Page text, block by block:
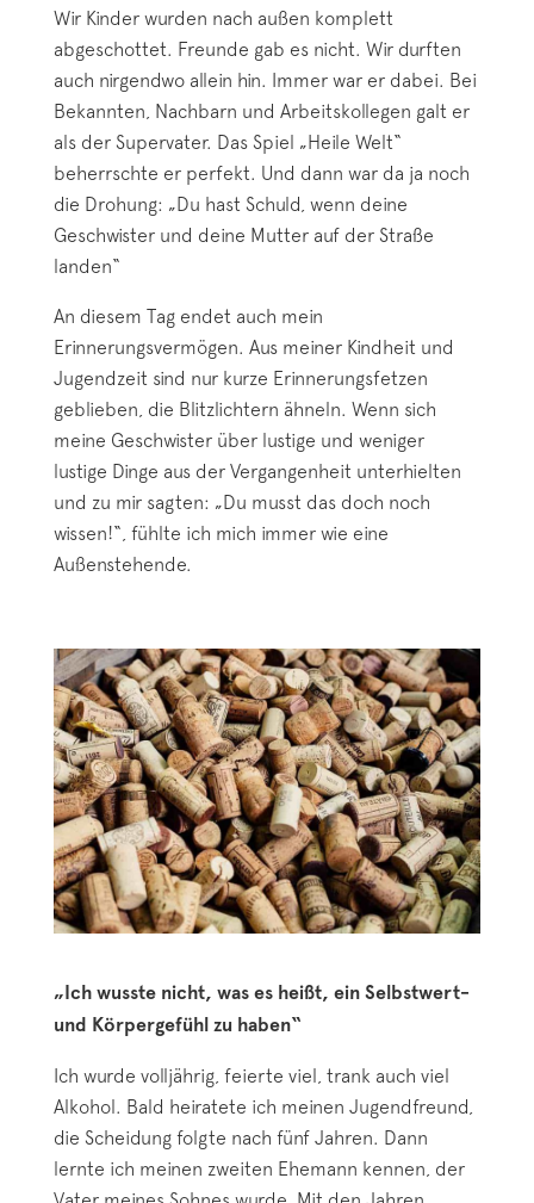
Wir Kinder wurden nach außen komplett
abgeschottet. Freunde gab es nicht. Wir durften
auch nirgendwo allein hin. Immer war er dabei. Bei
Bekannten, Nachbarn und Arbeitskollegen galt er
als der Supervater. Das Spiel „Heile Welt“
beherrschte er perfekt. Und dann war da ja noch
die Drohung: „Du hast Schuld, wenn deine
Geschwister und deine Mutter auf der Straße
landen“
An diesem Tag endet auch mein
Erinnerungsvermögen. Aus meiner Kindheit und
Jugendzeit sind nur kurze Erinnerungsfetzen
geblieben, die Blitzlichtern ähneln. Wenn sich
meine Geschwister über lustige und weniger
lustige Dinge aus der Vergangenheit unterhielten
und zu mir sagten: „Du musst das doch noch
wissen!“, fühlte ich mich immer wie eine
Außenstehende.
„Ich wusste nicht, was es heißt, ein Selbstwert-
und Körpergefühl zu haben“
Ich wurde volljährig, feierte viel, trank auch viel
Alkohol. Bald heiratete ich meinen Jugendfreund,
die Scheidung folgte nach fünf Jahren. Dann
lernte ich meinen zweiten Ehemann kennen, der